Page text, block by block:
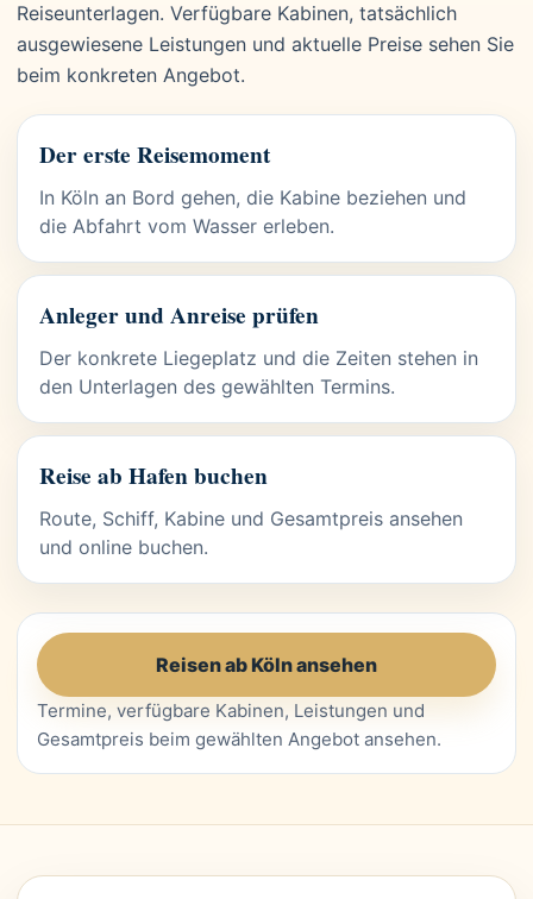
Reiseunterlagen. Verfügbare Kabinen, tatsächlich
ausgewiesene Leistungen und aktuelle Preise sehen Sie
beim konkreten Angebot.
Der erste Reisemoment
In Köln an Bord gehen, die Kabine beziehen und
die Abfahrt vom Wasser erleben.
Anleger und Anreise prüfen
Der konkrete Liegeplatz und die Zeiten stehen in
den Unterlagen des gewählten Termins.
Reise ab Hafen buchen
Route, Schiff, Kabine und Gesamtpreis ansehen
und online buchen.
Reisen ab Köln ansehen
Termine, verfügbare Kabinen, Leistungen und
Gesamtpreis beim gewählten Angebot ansehen.